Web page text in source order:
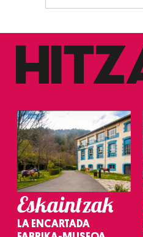
Eskaintzak
LA ENCARTADA